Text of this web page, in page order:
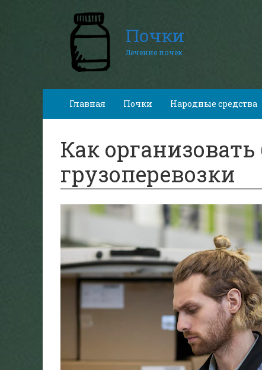
Почки
Лечение почек
Главная Почки Народные средства
Как
грузоперевозки